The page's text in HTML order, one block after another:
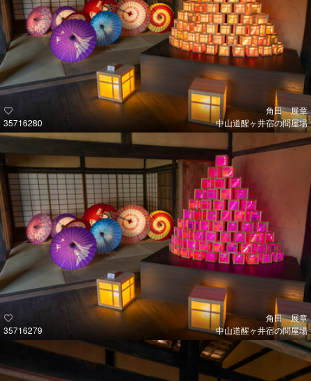
35716280
角田 展章
中山道醒ヶ井宿の問屋場
35716279
角田 展章
中山道醒ヶ井宿の問屋場